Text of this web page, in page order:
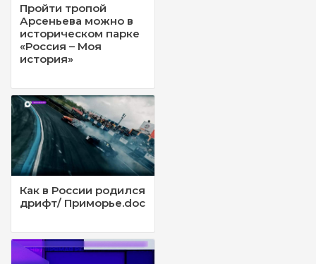
Пройти тропой
Арсеньева можно в
историческом парке
«Россия – Моя
история»
Как в России родился
дрифт/ Приморье.doc